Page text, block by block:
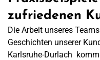
zufriedenen
Die Arbeit unseres
Geschichten unserer
Karlsruhe-Durlach